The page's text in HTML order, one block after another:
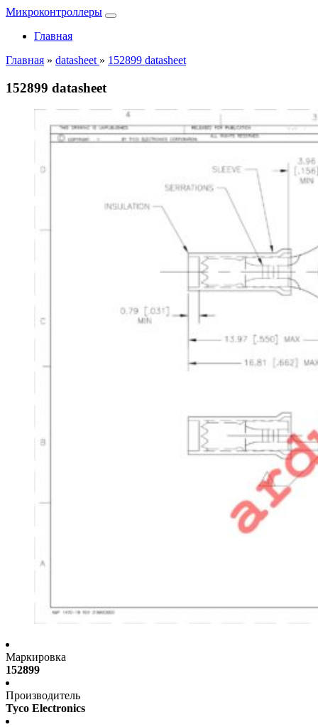
Микроконтроллеры
Главная
Главная » datasheet » 152899 datasheet
152899 datasheet
Маркировка
152899
Производитель
Tyco Electronics